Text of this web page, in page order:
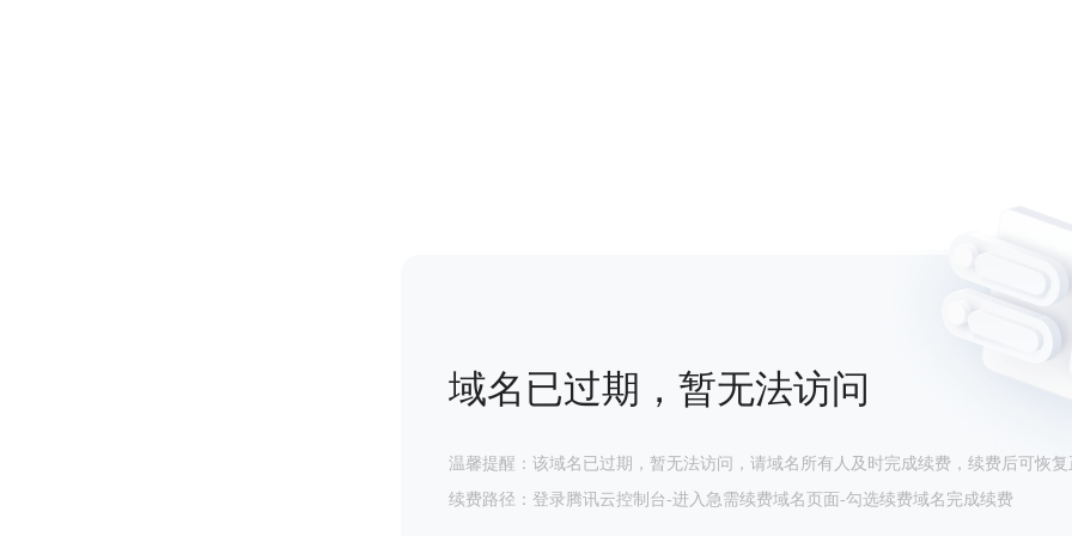
域名已过期，暂无法访问
温馨提醒：该域名已过期，暂无法访问，请域名所有人及时完成续费，续费后可恢复
续费路径：登录腾讯云控制台-进入急需续费域名页面-勾选续费域名完成续费